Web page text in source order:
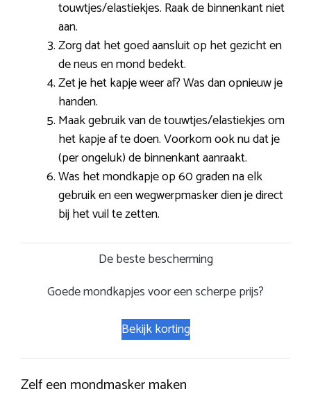
touwtjes/elastiekjes. Raak de binnenkant niet
aan.
Zorg dat het goed aansluit op het gezicht en
de neus en mond bedekt.
Zet je het kapje weer af? Was dan opnieuw je
handen.
Maak gebruik van de touwtjes/elastiekjes om
het kapje af te doen. Voorkom ook nu dat je
(per ongeluk) de binnenkant aanraakt.
Was het mondkapje op 60 graden na elk
gebruik en een wegwerpmasker dien je direct
bij het vuil te zetten.
De beste bescherming
Goede mondkapjes voor een scherpe prijs?
Bekijk korting
Zelf een mondmasker maken